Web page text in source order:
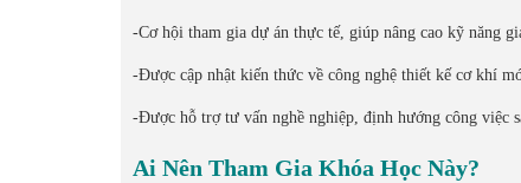
-Cơ hội tham gia dự án thực tế, giúp nâng cao kỹ năng
-Được cập nhật kiến thức về công nghệ thiết kế cơ khí
-Được hỗ trợ tư vấn nghề nghiệp, định hướng công việc
Ai Nên Tham Gia Khóa Học Này?